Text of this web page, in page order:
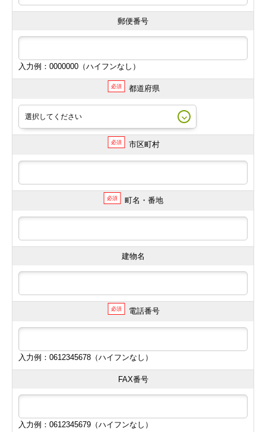
郵便番号
入力例：0000000（ハイフンなし）
必須 都道府県
必須 市区町村
必須 町名・番地
建物名
必須 電話番号
入力例：0612345678（ハイフンなし）
FAX番号
入力例：0612345679（ハイフンなし）